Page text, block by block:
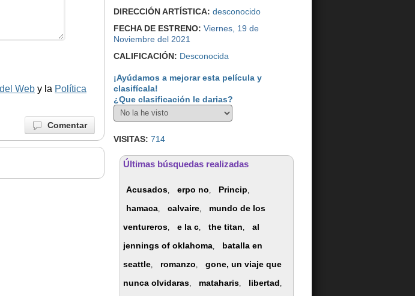
Web y la Política
Comentar
DIRECCIÓN ARTÍSTICA: desconocido
FECHA DE ESTRENO: Viernes, 19 de
Noviembre del 2021
CALIFICACIÓN: Desconocida
¡Ayúdamos a mejorar esta película y
clasifícala!
¿Que clasificación le darias?
VISITAS: 714
Últimas búsquedas realizadas
Acusados, erpo no, Princip,
hamaca, calvaire,
mundo de los
ventureros, e la c, the titan,
al
jennings of oklahoma,
batalla en
seattle, romanzo,
gone, un viaje que
nunca olvidaras, mataharis, libertad,